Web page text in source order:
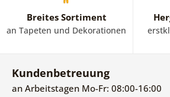
Breites Sortiment
an Tapeten und Dekorationen
Kundenbetreuung
an Arbeitstagen Mo-Fr: 08:00-16:00